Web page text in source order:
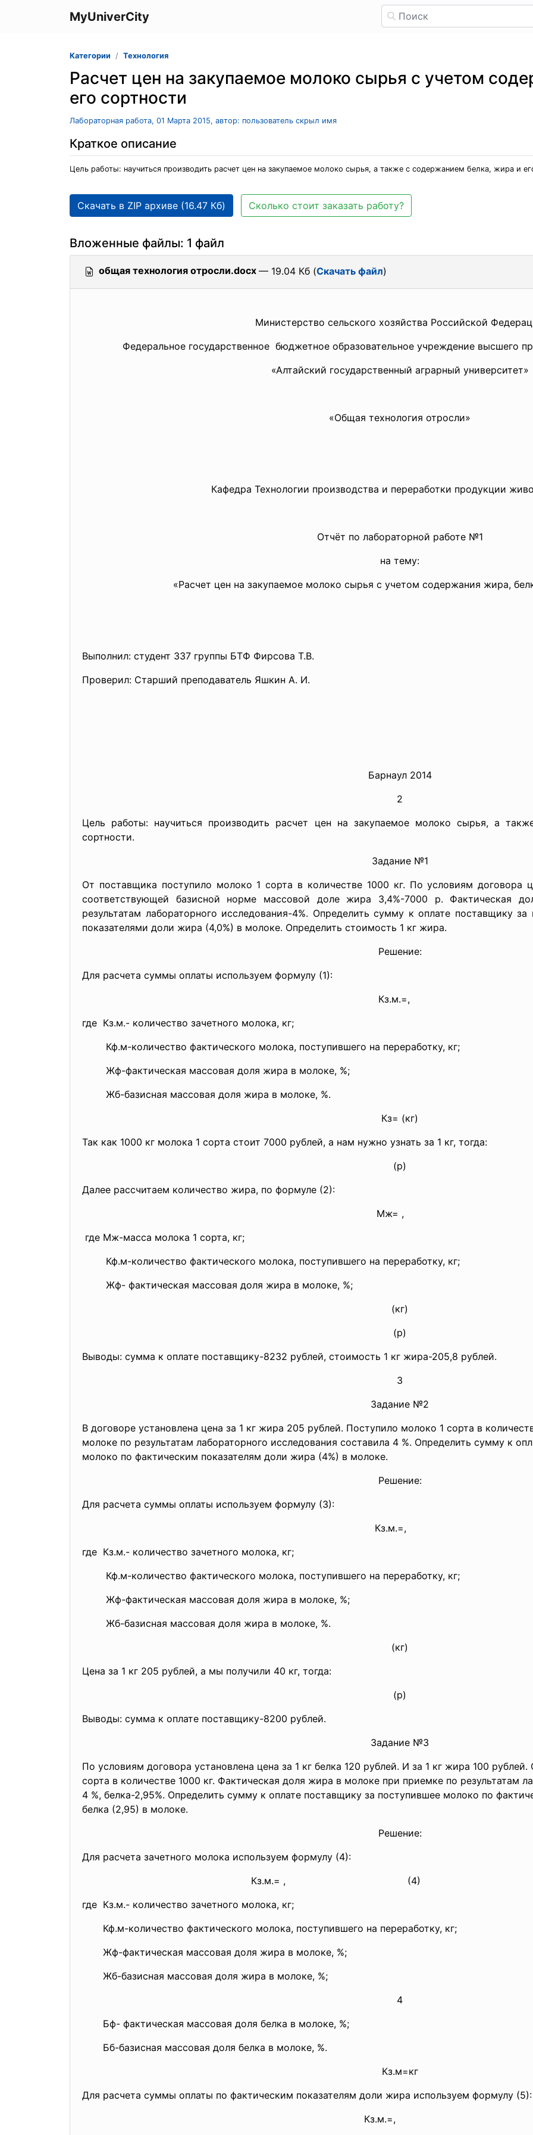
MyUniverCity
Категории Технология
Расчет цен на закупаемое молоко сырья с учетом
его сортности
Лабораторная работа, 01 Марта 2015, автор: пользователь скрыл имя
Краткое описание
Цель работы: научиться производить расчет цен на закупаемое молоко сырья, а также с содержанием белка, жира и
Скачать в ZIP архиве (16.47 Кб) Сколько стоит заказать работу?
Вложенные файлы: 1 файл
общая технология отросли.docx — 19.04 Кб (Скачать файл)
Министерство сельского хозяйства Российской
Федеральное государственное бюджетное образовательное учреждение высшего
«Алтайский государственный аграрный университет»
«Общая технология отросли»
Кафедра Технологии производства и переработки продукции
Отчёт по лабораторной работе №1
на тему:
«Расчет цен на закупаемое молоко сырья с учетом содержания жира,
Выполнил: студент 337 группы БТФ Фирсова Т.В.
Проверил: Старший преподаватель Яшкин А. И.
Барнаул 2014
2
Цель работы: научиться производить расчет цен на закупаемое молоко сырья, а
сортности.
Задание №1
От поставщика поступило молоко 1 сорта в количестве 1000 кг. По условиям договора
соответствующей базисной норме массовой доле жира 3,4%-7000 р. Фактическая
результатам лабораторного исследования-4%. Определить сумму к оплате поставщику
показателями доли жира (4,0%) в молоке. Определить стоимость 1 кг жира.
Решение:
Для расчета суммы оплаты используем формулу (1):
Кз.м.=,
где Кз.м.- количество зачетного молока, кг;
Кф.м-количество фактического молока, поступившего на переработку, кг;
Жф-фактическая массовая доля жира в молоке, %;
Жб-базисная массовая доля жира в молоке, %.
Кз= (кг)
Так как 1000 кг молока 1 сорта стоит 7000 рублей, а нам нужно узнать за 1 кг, тогда:
(р)
Далее рассчитаем количество жира, по формуле (2):
Мж= ,
где Мж-масса молока 1 сорта, кг;
Кф.м-количество фактического молока, поступившего на переработку, кг;
Жф- фактическая массовая доля жира в молоке, %;
(кг)
(р)
Выводы: сумма к оплате поставщику-8232 рублей, стоимость 1 кг жира-205,8 рублей.
3
Задание №2
В договоре установлена цена за 1 кг жира 205 рублей. Поступило молоко 1 сорта в
молоке по результатам лабораторного исследования составила 4 %. Определить сумму к
молоко по фактическим показателям доли жира (4%) в молоке.
Решение:
Для расчета суммы оплаты используем формулу (3):
Кз.м.=,
где Кз.м.- количество зачетного молока, кг;
Кф.м-количество фактического молока, поступившего на переработку, кг;
Жф-фактическая массовая доля жира в молоке, %;
Жб-базисная массовая доля жира в молоке, %.
(кг)
Цена за 1 кг 205 рублей, а мы получили 40 кг, тогда:
(р)
Выводы: сумма к оплате поставщику-8200 рублей.
Задание №3
По условиям договора установлена цена за 1 кг белка 120 рублей. И за 1 кг жира 100
сорта в количестве 1000 кг. Фактическая доля жира в молоке при приемке по результатам
4 %, белка-2,95%. Определить сумму к оплате поставщику за поступившее молоко по
белка (2,95) в молоке.
Решение:
Для расчета зачетного молока используем формулу (4):
Кз.м.= ,
(4)
где Кз.м.- количество зачетного молока, кг;
Кф.м-количество фактического молока, поступившего на переработку, кг;
Жф-фактическая массовая доля жира в молоке, %;
Жб-базисная массовая доля жира в молоке, %;
4
Бф- фактическая массовая доля белка в молоке, %;
Бб-базисная массовая доля белка в молоке, %.
Кз.м=кг
Для расчета суммы оплаты по фактическим показателям доли жира используем формулу (5):
Кз.м.=,